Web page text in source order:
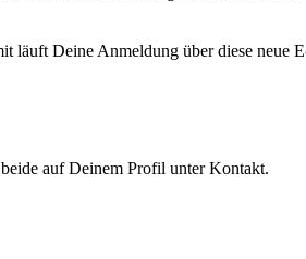
läuft Deine Anmeldung über diese neue
auf Deinem Profil unter Kontakt.